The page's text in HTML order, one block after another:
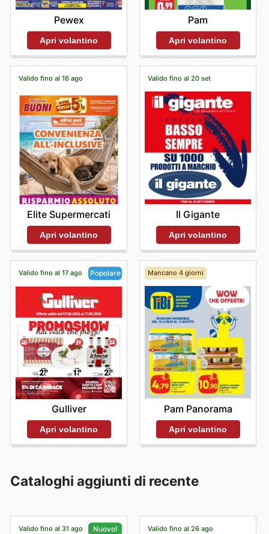
Pewex
Apri volantino
Pam
Apri volantino
Valido fino al 16 ago
Elite Supermercati
Apri volantino
Valido fino al 20 set
Il Gigante
Apri volantino
Valido fino al 17 ago Popolare
Gulliver
Apri volantino
Mancano 4 giorni
Pam Panorama
Apri volantino
Cataloghi aggiunti di recente
Valido fino al 31 ago Nuovo! Valido fino al 26 ago